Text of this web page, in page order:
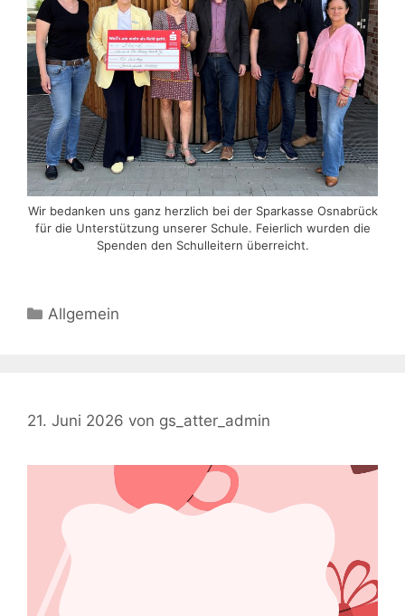
Wir bedanken uns ganz herzlich bei der Sparkasse Osnabrück
für die Unterstützung unserer Schule. Feierlich wurden die
Spenden den Schulleitern überreicht.
Kategorien
Allgemein
21. Juni 2026 von gs_atter_admin